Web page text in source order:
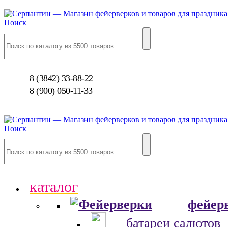
Поиск
8 (3842) 33-88-22
8 (900) 050-11-33
Поиск
каталог
батареи салютов